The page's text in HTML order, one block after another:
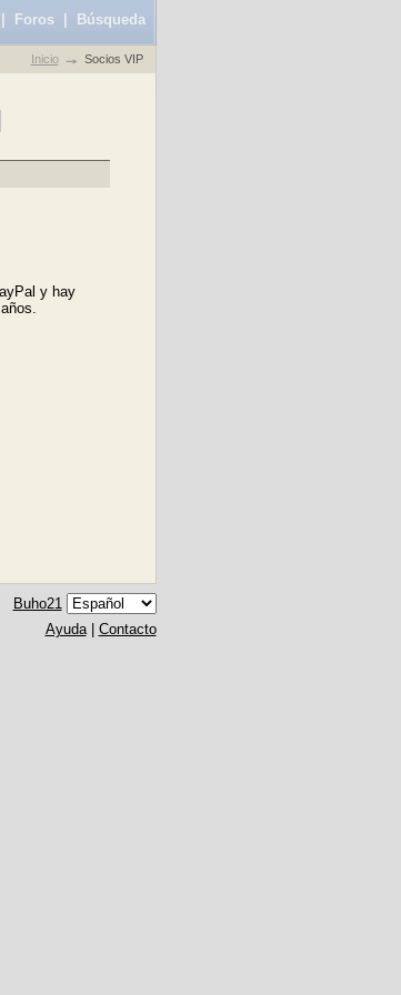
Foros| Búsqueda
Inicio Socios VIP
y hay
Buho21
Ayuda| Contacto